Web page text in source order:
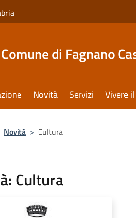
Comune di Fagnano
Novità Servizi Vivere
Novità > Cultura
Cultura